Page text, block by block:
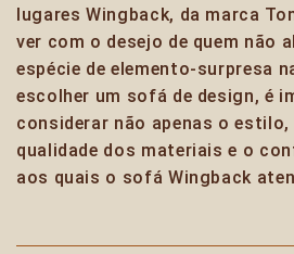
lugares Wingback, da marca
ver com o desejo de quem não
espécie de elemento-surpresa
escolher um sofá de design, é
considerar não apenas o estilo,
qualidade dos materiais e o
aos quais o sofá Wingback